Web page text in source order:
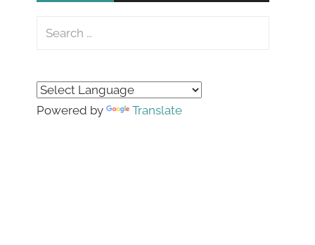
Search
Powered by Translate